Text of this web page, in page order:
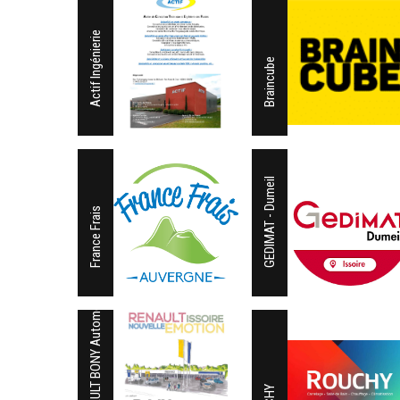
Actif Ingénierie Braincube
France Frais GEDIMAT - Dumeil
RENAULT BONY Automobiles Issoire